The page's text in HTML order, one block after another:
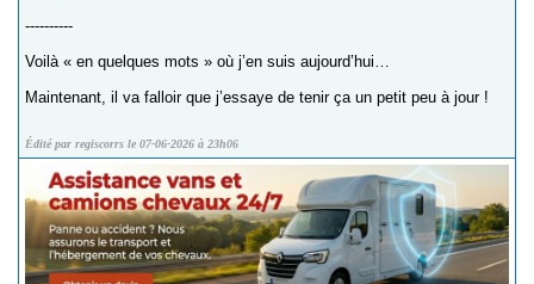
----------
Voilà « en quelques mots » où j’en suis aujourd’hui…
Maintenant, il va falloir que j’essaye de tenir ça un petit peu à jour !
Édité par regiscorrs le 07-06-2026 à 23h06